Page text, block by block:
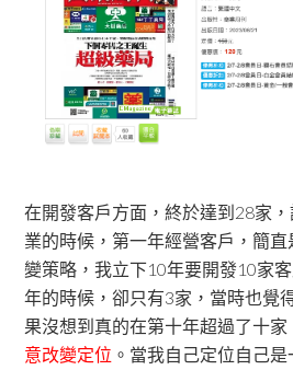
在開發客戶方面，終於達到28家
業的時候，第一年經營客戶，簡
變策略，我立下10年要開發10家
年的時候，卻只有3家，當時也覺
果沒想到真的在第十年超過了十
意改變定位 。當我自己定位自己